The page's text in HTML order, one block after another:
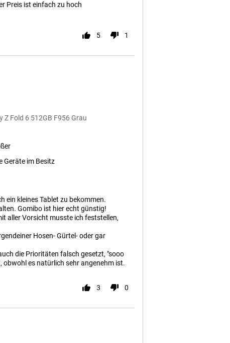
Preis ist einfach zu hoch
5 1
Z Fold 6 512GB F956 Grau
Geräte im Besitz
ein kleines Tablet zu bekommen.
Gomibo ist hier echt günstig!
aller Vorsicht musste ich feststellen,
Hosen- Gürtel- oder gar
die Prioritäten falsch gesetzt, "sooo
es natürlich sehr angenehm ist.
3 0